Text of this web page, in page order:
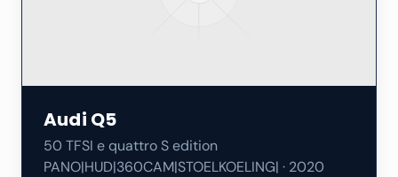
Audi Q5
50 TFSI e quattro S edition
PANO|HUD|360CAM|STOELKOELING| · 2020